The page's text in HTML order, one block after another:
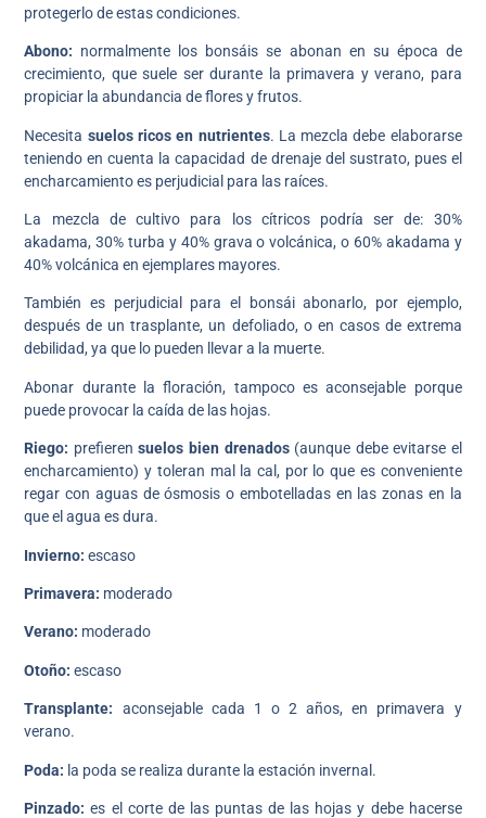
protegerlo de estas condiciones.
Abono: normalmente los bonsáis se abonan en su época de
crecimiento, que suele ser durante la primavera y verano, para
propiciar la abundancia de flores y frutos.
Necesita suelos ricos en nutrientes. La mezcla debe elaborarse
teniendo en cuenta la capacidad de drenaje del sustrato, pues el
encharcamiento es perjudicial para las raíces.
La mezcla de cultivo para los cítricos podría ser de: 30%
akadama, 30% turba y 40% grava o volcánica, o 60% akadama y
40% volcánica en ejemplares mayores.
También es perjudicial para el bonsái abonarlo, por ejemplo,
después de un trasplante, un defoliado, o en casos de extrema
debilidad, ya que lo pueden llevar a la muerte.
Abonar durante la floración, tampoco es aconsejable porque
puede provocar la caída de las hojas.
Riego: prefieren suelos bien drenados(aunque debe evitarse el
encharcamiento) y toleran mal la cal, por lo que es conveniente
regar con aguas de ósmosis o embotelladas en las zonas en la
que el agua es dura.
Invierno: escaso
Primavera: moderado
Verano: moderado
Otoño: escaso
Transplante: aconsejable cada 1 o 2 años, en primavera y
verano.
Poda: la poda se realiza durante la estación invernal.
Pinzado: es el corte de las puntas de las hojas y debe hacerse